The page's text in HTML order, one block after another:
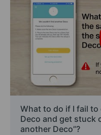
What to do if I fail
Deco and get stuck
another Deco”?